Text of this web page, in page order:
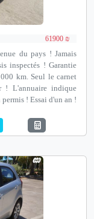
61900 ₪
du pays ! Jamais
inspectés ! Garantie
km. Seul le carnet
! L'annuaire indique
! Essai d'un an !
100 % et de reprise !
contrôle technique